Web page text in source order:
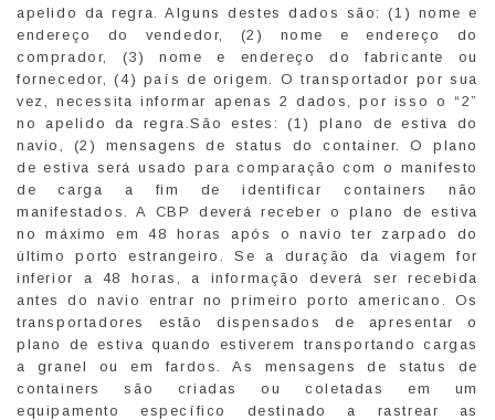
apelido da regra. Alguns destes dados são: (1) nome e
endereço do vendedor, (2) nome e endereço do
comprador, (3) nome e endereço do fabricante ou
fornecedor, (4) país de origem. O transportador por sua
vez, necessita informar apenas 2 dados, por isso o “2”
no apelido da regra.São estes: (1) plano de estiva do
navio, (2) mensagens de status do container. O plano
de estiva será usado para comparação com o manifesto
de carga a fim de identificar containers não
manifestados. A CBP deverá receber o plano de estiva
no máximo em 48 horas após o navio ter zarpado do
último porto estrangeiro. Se a duração da viagem for
inferior a 48 horas, a informação deverá ser recebida
antes do navio entrar no primeiro porto americano. Os
transportadores estão dispensados de apresentar o
plano de estiva quando estiverem transportando cargas
a granel ou em fardos. As mensagens de status de
containers são criadas ou coletadas em um
equipamento específico destinado a rastrear as